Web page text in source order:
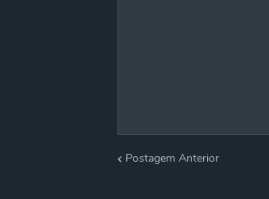
Postagem Anterior